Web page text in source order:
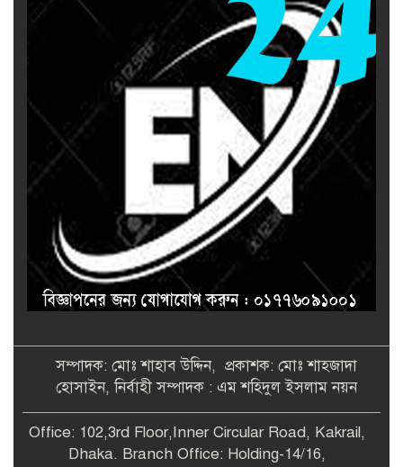
সম্পাদক: মোঃ শাহাব উদ্দিন, প্রকাশক: মোঃ শাহজাদা
হোসাইন, নির্বাহী সম্পাদক : এম শহিদুল ইসলাম নয়ন
Office: 102,3rd Floor,Inner Circular Road, Kakrail,
Dhaka. Branch Office: Holding-14/16,